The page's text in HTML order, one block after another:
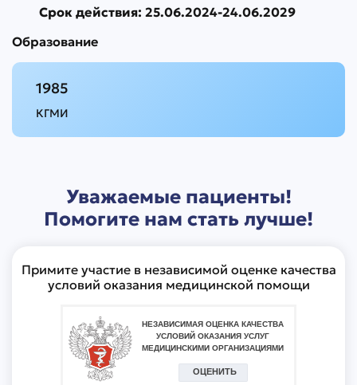
Срок действия: 25.06.2024-24.06.2029
Образование
1985
КГМИ
Уважаемые пациенты!
Помогите нам стать лучше!
Примите участие в независимой оценке качества
условий оказания медицинской помощи